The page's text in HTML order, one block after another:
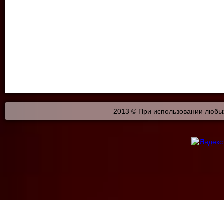
2013 © При использовании